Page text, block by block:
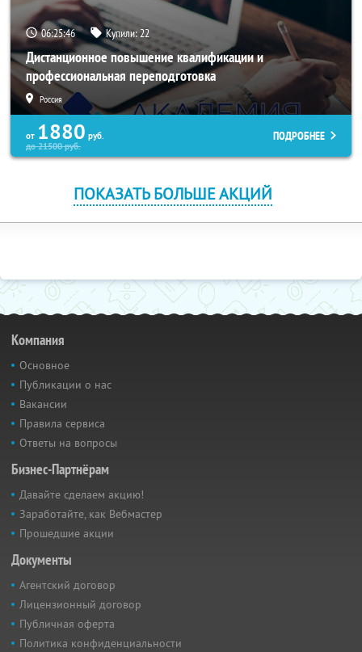
06:25:46 Купили:22
Дистанционное повышение квалификации и
профессиональная переподготовка
Россия
от 1880 руб.
до21500руб.
ПОДРОБНЕЕ
ПОКАЗАТЬ БОЛЬШЕ АКЦИЙ
Компания
Основное
Публикации о нас
Вакансии
Правила сервиса
Ответы на вопросы
Бизнес-Партнёрам
Давайте сделаем акцию!
Заработайте, как Вебмастер
Прошедшие акции
Документы
Агентский договор
Лицензионный договор
Публичная оферта
Политика конфиденциальности